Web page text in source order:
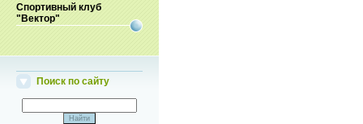
Спортивный клуб
"Вектор"
Поиск по сайту